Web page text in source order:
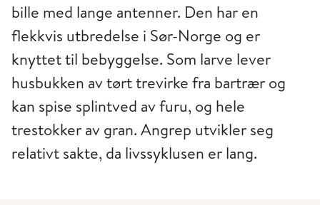
bille med lange antenner. Den har en
flekkvis utbredelse i Sør-Norge og er
knyttet til bebyggelse. Som larve lever
husbukken av tørt trevirke fra bartrær og
kan spise splintved av furu, og hele
trestokker av gran. Angrep utvikler seg
relativt sakte, da livssyklusen er lang.